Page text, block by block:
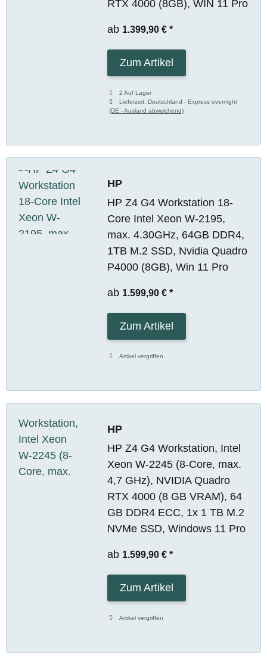
RTX 4000 (8GB), WIN 11 Pro
ab 1.399,90 € *
Zum Artikel
2 Auf Lager
Lieferzeit:Deutschland - Express overnight
(DE - Ausland abweichend)
HP
HP Z4 G4 Workstation 18-
Core Intel Xeon W-2195,
max. 4.30GHz, 64GB DDR4,
1TB M.2 SSD, Nvidia Quadro
P4000 (8GB), Win 11 Pro
ab 1.599,90 € *
Zum Artikel
Artikel vergriffen
HP
HP Z4 G4 Workstation, Intel
Xeon W-2245 (8-Core, max.
4,7 GHz), NVIDIA Quadro
RTX 4000 (8 GB VRAM), 64
GB DDR4 ECC, 1x 1 TB M.2
NVMe SSD, Windows 11 Pro
ab 1.599,90 € *
Zum Artikel
Artikel vergriffen